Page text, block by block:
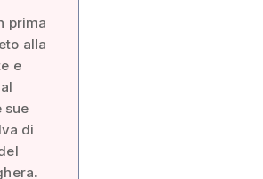
prima
alla
e
sue
di